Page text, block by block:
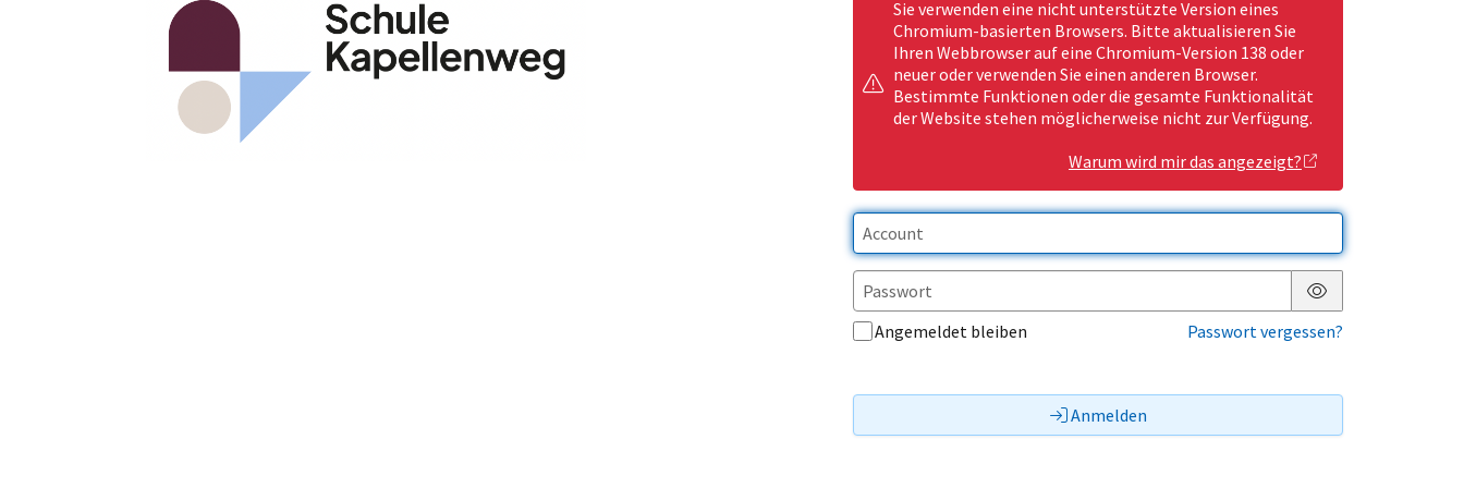
Sie verwenden eine nicht unterstützte Version eines
Chromium-basierten Browsers. Bitte aktualisieren Sie
Ihren Webbrowser auf eine Chromium-Version 138 oder
neuer oder verwenden Sie einen anderen Browser.
Bestimmte Funktionen oder die gesamte Funktionalität
der Website stehen möglicherweise nicht zur Verfügung.
Warum wird mir das angezeigt?
Passwort anzeigen
Angemeldet bleiben
Passwort vergessen?
Anmelden